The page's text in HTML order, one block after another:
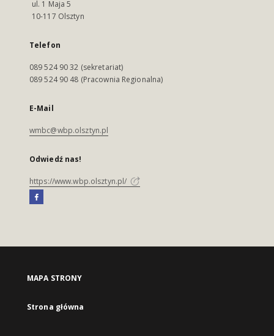
ul. 1 Maja 5
10-117 Olsztyn
Telefon
089 524 90 32 (sekretariat)
089 524 90 48 (Pracownia Regionalna)
E-Mail
wmbc@wbp.olsztyn.pl
Odwiedź nas!
https://www.wbp.olsztyn.pl/
MAPA STRONY
Strona główna